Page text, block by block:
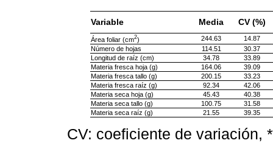
Variable Media CV (%)
Área foliar (cm2) 244.63
14.87
Número de hojas
114.51
30.37
Longitud de raíz (cm)
34.78
33.89
Materia fresca hoja (g)
164.06
39.09
Materia fresca tallo (g)
200.15
33.23
Materia fresca raíz (g)
92.34
42.06
Materia seca hoja (g)
45.43
40.38
Materia seca tallo (g)
100.75
31.58
Materia seca raíz (g)
21.55 39.35
CV: coeficiente de variación,